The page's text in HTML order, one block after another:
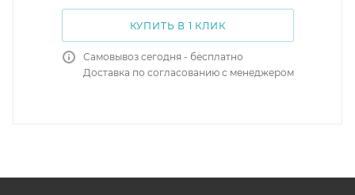
КУПИТЬ В 1 КЛИК
Самовывоз сегодня - бесплатно
Доставка по согласованию с менеджером